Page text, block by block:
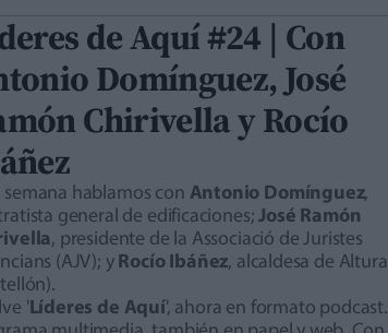
de Aquí #24 | Con
Domínguez, José
Chirivella y Rocío
semana hablamos con Antonio Domínguez,
general de edificaciones;José Ramón
, presidente de la Associació de Juristes
(AJV); y Rocío Ibáñez, alcaldesa de Altura
'Líderes de Aquí', ahora en formato podcast.